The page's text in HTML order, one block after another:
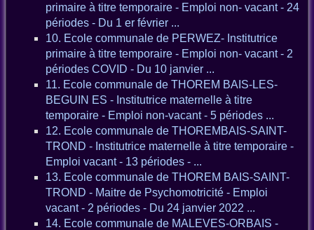
primaire à titre temporaire - Emploi non- vacant - 24
périodes - Du 1 er février ...
10. Ecole communale de PERWEZ- Institutrice
primaire à titre temporaire - Emploi non- vacant - 2
périodes COVID - Du 10 janvier ...
11. Ecole communale de THOREM BAIS-LES-
BEGUIN ES - Institutrice maternelle à titre
temporaire - Emploi non-vacant - 5 périodes ...
12. Ecole communale de THOREMBAIS-SAINT-
TROND - Institutrice maternelle à titre temporaire -
Emploi vacant - 13 périodes - ...
13. Ecole communale de THOREM BAIS-SAINT-
TROND - Maitre de Psychomotricité - Emploi
vacant - 2 périodes - Du 24 janvier 2022 ...
14. Ecole communale de MALEVES-ORBAIS -